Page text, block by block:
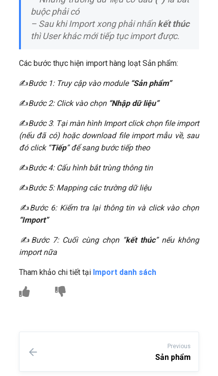
buộc phải có
– Sau khi Import xong phải nhấnkết thúc
thì User khác mới tiếp tục import được.
Các bước thực hiện import hàng loạt Sản phẩm:
​✍Bước 1: Truy cập vào module “Sản phẩm”
​✍Bước 2: Click vào chọn “Nhập dữ liệu”
​✍Bước 3: Tại màn hình Import click chọn file import
(nếu đã có) hoặc download file import mẫu về, sau
đó click “Tiếp” để sang bước tiếp theo
​✍Bước 4: Cấu hình bắt trùng thông tin
​✍Bước 5: Mapping các trường dữ liệu
​✍Bước 6: Kiểm tra lại thông tin và click vào chọn
“Import”
​✍ Bước 7: Cuối cùng chọn “kết thúc” nếu không
import nữa
Tham khảo chi tiết tại Import danh sách
Previous
Sản phẩm